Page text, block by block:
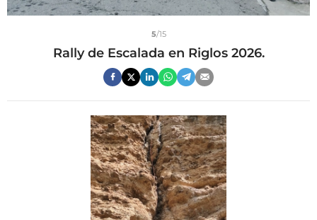
5/15
Rally de Escalada en Riglos 2026.